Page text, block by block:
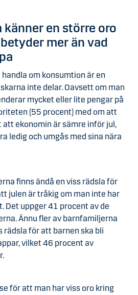
känner en större oro
mer än vad
om konsumtion är en
inte delar. Oavsett om man
mycket eller lite pengar på
(55 procent) med om att
att ekonomin är sämre inför jul,
ledig och umgås med sina nära
finns ändå en viss rädsla för
julen är tråkig om man inte har
Det uppger 41 procent av de
Ännu fler av barnfamiljerna
rädsla för att barnen ska bli
vilket 46 procent av
för att man har viss oro kring